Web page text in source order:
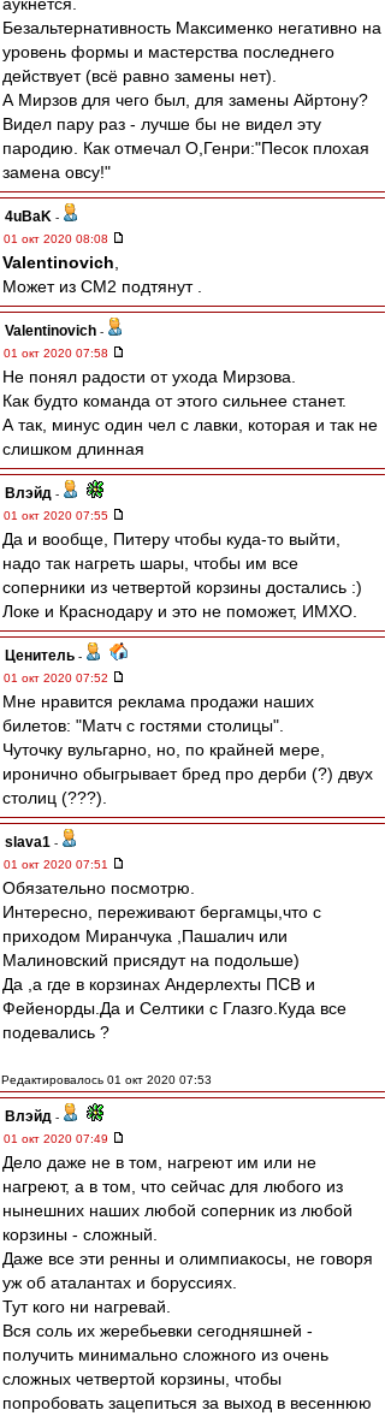
Безальтернативность Максименко негативно на
уровень формы и мастерства последнего
действует (всё равно замены нет).
А Мирзов для чего был, для замены Айртону?
Видел пару раз - лучше бы не видел эту
пародию. Как отмечал О,Генри:"Песок плохая
замена овсу!"
4uBaK -
01 окт 2020 08:08
Valentinovich
Может из СМ2 подтянут .
Valentinovich -
01 окт 2020 07:58
Не понял радости от ухода Мирзова.
Как будто команда от этого сильнее станет.
А так, минус один чел с лавки, которая и так не
слишком длинная
Влэйд -
01 окт 2020 07:55
Да и вообще, Питеру чтобы куда-то выйти,
надо так нагреть шары, чтобы им все
соперники из четвертой корзины достались :)
Локе и Краснодару и это не поможет, ИМХО.
Ценитель -
01 окт 2020 07:52
Мне нравится реклама продажи наших
билетов: "Матч с гостями столицы".
Чуточку вульгарно, но, по крайней мере,
иронично обыгрывает бред про дерби (?) двух
столиц (???).
slava1 -
01 окт 2020 07:51
Обязательно посмотрю.
Интересно, переживают бергамцы,что с
приходом Миранчука ,Пашалич или
Малиновский присядут на подольше)
Да ,а где в корзинах Андерлехты ПСВ и
Фейенорды.Да и Селтики с Глазго.Куда все
подевались ?
Редактировалось 01 окт 2020 07:53
Влэйд -
01 окт 2020 07:49
Дело даже не в том, нагреют им или не
нагреют, а в том, что сейчас для любого из
нынешних наших любой соперник из любой
корзины - сложный.
Даже все эти ренны и олимпиакосы, не говоря
уж об аталантах и боруссиях.
Тут кого ни нагревай.
Вся соль их жеребьевки сегодняшней -
получить минимально сложного из очень
сложных четвертой корзины, чтобы
попробовать зацепиться за выход в весеннюю